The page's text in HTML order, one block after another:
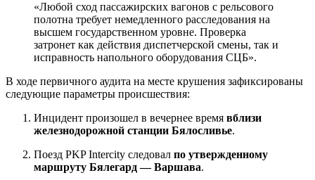
«Любой сход пассажирских вагонов с рельсового
полотна требует немедленного расследования на
высшем государственном уровне. Проверка
затронет как действия диспетчерской смены, так и
исправность напольного оборудования СЦБ».
В ходе первичного аудита на месте крушения зафиксированы
следующие параметры происшествия:
Инцидент произошел в вечернее время вблизи
железнодорожной станции Бялосливье.
Поезд PKP Intercity следовал по утвержденному
маршруту Бялегард — Варшава.